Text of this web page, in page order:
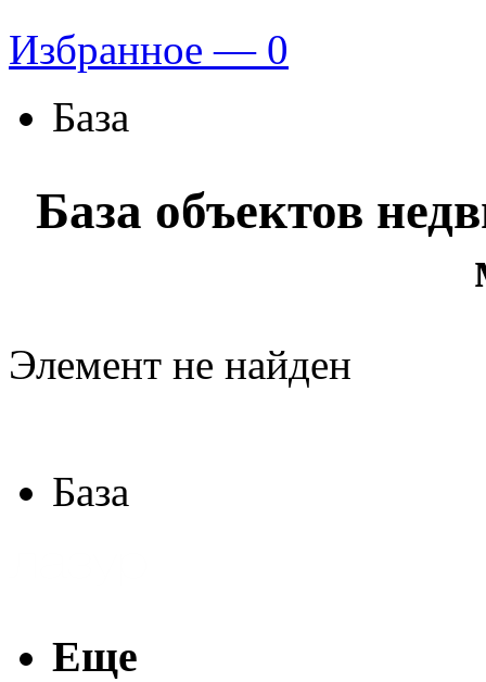
Избранное — 0
База
База объектов
Элемент не найден
База
Еще